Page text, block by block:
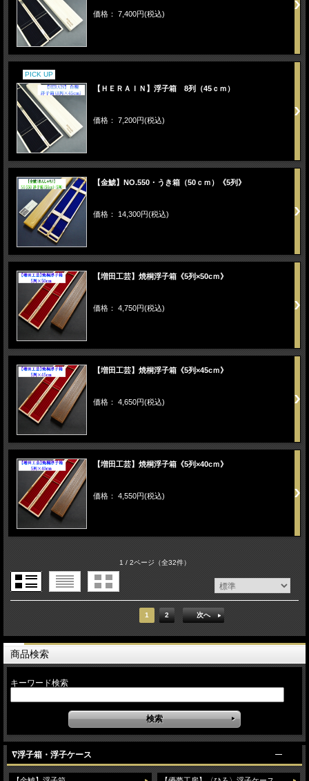
価格： 7,400円(税込)
PICK UP
【ＨＥＲＡＩＮ】浮子箱 8列（45ｃｍ）
価格： 7,200円(税込)
【金鯱】NO.550・うき箱（50ｃｍ）《5列》
価格： 14,300円(税込)
【増田工芸】焼桐浮子箱《5列×50cｍ》
価格： 4,750円(税込)
【増田工芸】焼桐浮子箱《5列×45cｍ》
価格： 4,650円(税込)
【増田工芸】焼桐浮子箱《5列×40cｍ》
価格： 4,550円(税込)
1 / 2ページ（全32件）
1 2 次へ
商品検索
キーワード検索
∇浮子箱・浮子ケース